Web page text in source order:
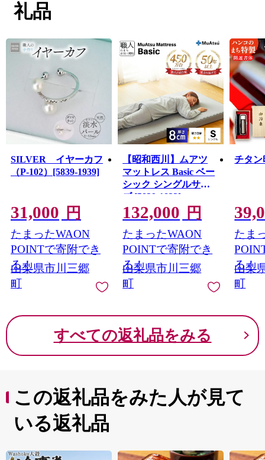
ほかにも、四季折々の自然が楽しめる四尾連湖や芦川渓
谷、甲斐源氏発祥の記念碑が立つ平塩の岡、江戸幕府に
代市川團十郎の曽祖父・堀越十郎家宣、祖父・堀越重右
衛門が居を構え市川團十郎発祥の地として親しまれてい
る歌舞伎文化公園、ぼたん回廊や桜の名所など、皆さま
にお伝えしたい資源がたくさんございます。
「自然・歴史・文化を活かした『にぎわい』づくり～子
どもたちの未来へ伝統と安心をつなげて～」を基本方針
とし取り組んでまいります。
礼品
SILVER イヤーカフ
（P-102）[5839-1939]
31,000 円
たまったWAON
POINTで寄附でき
る！
山梨県市川三郷
町
【昭和西川】ムアツ
マットレス Basic ベー
シック シングルサイ
ズ [5839-1823]
132,000 円
たまったWAON
POINTで寄附でき
る！
山梨県市川三郷
町
チタン
たま
る！
山梨
町
すべての返礼品をみる
この返礼品をみた人が見て
いる返礼品